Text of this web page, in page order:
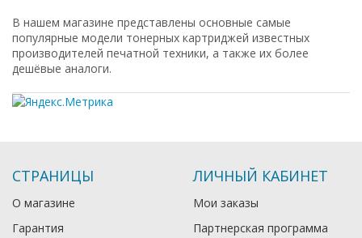
В нашем магазине представлены основные самые
популярные модели тонерных картриджей известных
производителей печатной техники, а также их более
дешёвые аналоги.
СТРАНИЦЫ
О магазине
Гарантия
ЛИЧНЫЙ КАБИНЕТ
Мои заказы
Партнерская программа